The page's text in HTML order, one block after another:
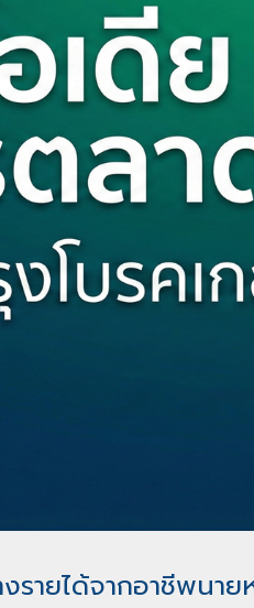
รายได้จากอาชีพน